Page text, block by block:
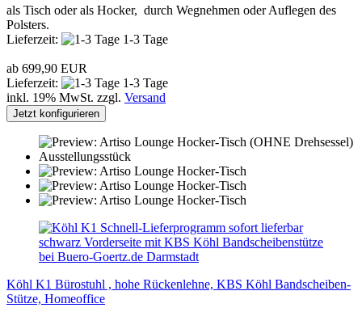
als Tisch oder als Hocker, durch Wegnehmen oder Auflegen des
Polsters.
Lieferzeit:
1-3 Tage
ab 699,90 EUR
Lieferzeit:
1-3 Tage
inkl. 19% MwSt. zzgl. Versand
Jetzt konfigurieren
Köhl K1 Bürostuhl , hohe Rückenlehne, KBS Köhl Bandscheiben-
Stütze, Homeoffice